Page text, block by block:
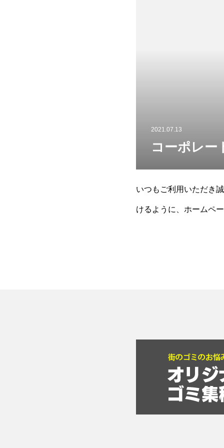
2021.07.13
コーポレー
いつもご利用いただき
けるように、ホームペ